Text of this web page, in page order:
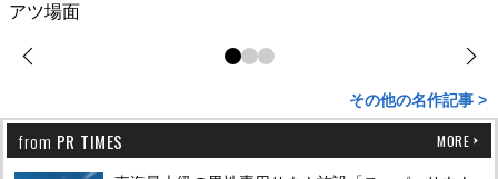
アツ場面
その他の名作記事 >
from PR TIMES MORE